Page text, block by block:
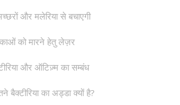
और मलेरिया से बचाएगी
को मारने हेतु लेज़र
और ऑटिज़्म का सम्बंध
बैक्टीरिया का अड्डा क्यों है?